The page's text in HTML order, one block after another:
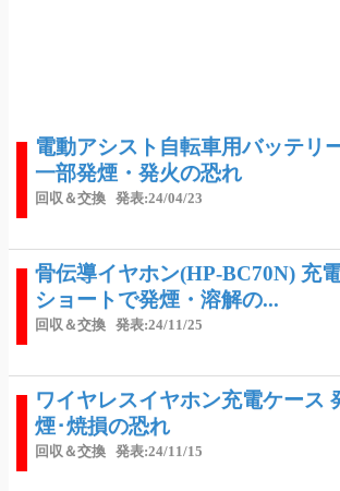
電動アシスト自転車用バッテリ
一部発煙・発火の恐れ
回収＆交換 発表:24/04/23
骨伝導イヤホン(HP-BC70N) 充
ショートで発煙・溶解の...
回収＆交換 発表:24/11/25
ワイヤレスイヤホン充電ケース
煙･焼損の恐れ
回収＆交換 発表:24/11/15